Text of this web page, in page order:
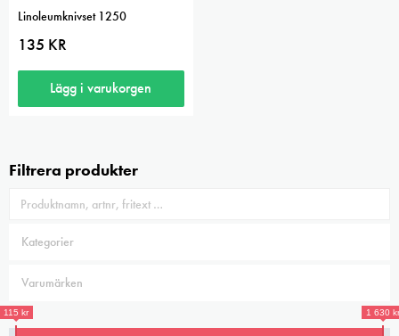
Linoleumknivset 1250
135 KR
Lägg i varukorgen
Filtrera produkter
115 kr 1 630 kr